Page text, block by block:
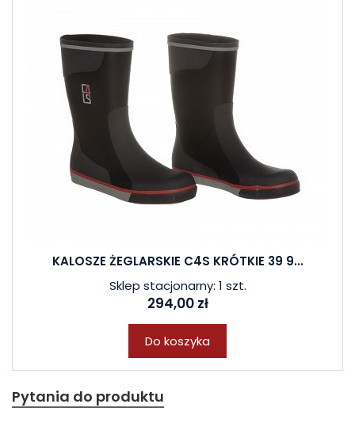
KALOSZE ŻEGLARSKIE C4S KRÓTKIE 39 9...
Sklep stacjonarny: 1 szt.
294,00 zł
Do koszyka
Pytania do produktu